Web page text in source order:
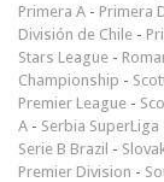
Primera A - Primera
División de Chile -
Stars League -
Championship -
Premier League -
A - Serbia SuperLiga
Serie B Brazil -
Premier Division -